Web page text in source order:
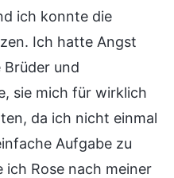
ich konnte die
Ich hatte Angst
Brüder und
sie mich für wirklich
da ich nicht einmal
Aufgabe zu
Rose nach meiner